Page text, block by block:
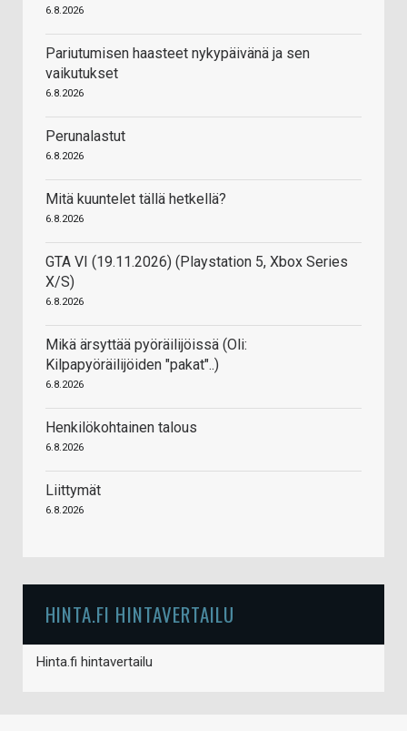
6.8.2026
Pariutumisen haasteet nykypäivänä ja sen
vaikutukset
6.8.2026
Perunalastut
6.8.2026
Mitä kuuntelet tällä hetkellä?
6.8.2026
GTA VI (19.11.2026) (Playstation 5, Xbox Series
X/S)
6.8.2026
Mikä ärsyttää pyöräilijöissä (Oli:
Kilpapyöräilijöiden "pakat"..)
6.8.2026
Henkilökohtainen talous
6.8.2026
Liittymät
6.8.2026
HINTA.FI HINTAVERTAILU
Hinta.fi hintavertailu